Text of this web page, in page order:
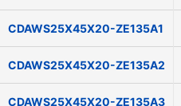
CDAWS25X45X20-ZE135A1
CDAWS25X45X20-ZE135A2
CDAWS25X45X20-ZE135A3